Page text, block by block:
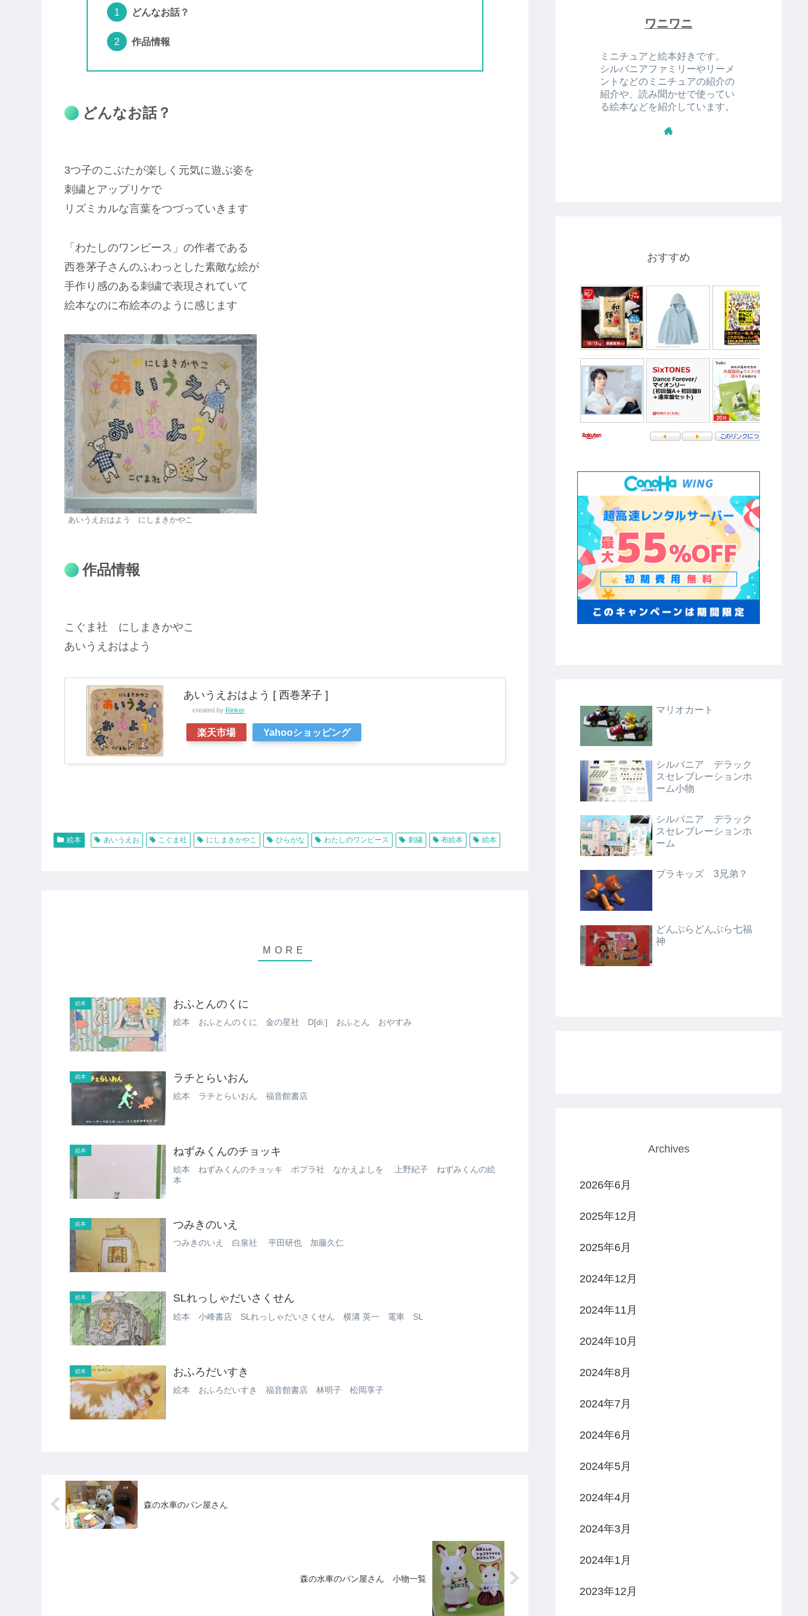
どんなお話？
作品情報
どんなお話？
3つ子のこぶたが楽しく元気に遊ぶ姿を
刺繍とアップリケで
リズミカルな言葉をつづっていきます
「わたしのワンピース」の作者である
西巻茅子さんのふわっとした素敵な絵が
手作り感のある刺繍で表現されていて
絵本なのに布絵本のように感じます
あいうえおはよう にしまきかやこ
作品情報
こぐま社 にしまきかやこ
あいうえおはよう
あいうえおはよう [ 西巻茅子 ]
created by Rinker
楽天市場 Yahooショッピング
絵本 あいうえお こぐま社 にしまきかやこ ひらがな わたしのワンピース 刺繍 布絵本 絵本
絵本 おふとんのくに
絵本 おふとんのくに 金の星社 D[di:] おふとん おやすみ
絵本 ラチとらいおん
絵本 ラチとらいおん 福音館書店
絵本 ねずみくんのチョッキ
絵本 ねずみくんのチョッキ ポプラ社 なかえよしを 上野紀子 ねずみくんの絵
本
絵本 つみきのいえ
つみきのいえ 白泉社 平田研也 加藤久仁
絵本 SLれっしゃだいさくせん
絵本 小峰書店 SLれっしゃだいさくせん 横溝 英一 電車 SL
絵本 おふろだいすき
絵本 おふろだいすき 福音館書店 林明子 松岡享子
森の水車のパン屋さん
森の水車のパン屋さん 小物一覧
ワニワニ
ミニチュアと絵本好きです。
シルバニアファミリーやリーメ
ントなどのミニチュアの紹介の
紹介や、読み聞かせで使ってい
る絵本などを紹介しています。
おすすめ
マリオカート
シルバニア デラック
スセレブレーションホ
ーム小物
シルバニア デラック
スセレブレーションホ
ーム
プラキッズ 3兄弟？
どんぶらどんぶら七福
神
Archives
2026年6月
2025年12月
2025年6月
2024年12月
2024年11月
2024年10月
2024年8月
2024年7月
2024年6月
2024年5月
2024年4月
2024年3月
2024年1月
2023年12月